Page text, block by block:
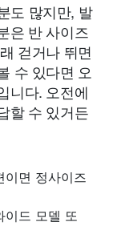
도 많지만, 발
은 반 사이즈
걷거나 뛰면
수 있다면 오
니다. 오전에
할 수 있거든
이면 정사이즈
이드 모델 또